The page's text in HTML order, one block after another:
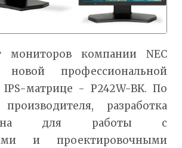
мониторов компании NEC
новой профессиональной
матрице - P242W-BK. По
разработка
для работы с
и проектировочными